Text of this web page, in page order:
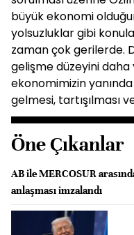
büyük ekonomi
yolsuzluklar gibi
zaman çok gerilerde.
gelişme düzeyini
ekonomimizin
gelmesi, tartışılması
Öne Çıkanlar
AB ile MERCOSUR
anlaşması imzalandı